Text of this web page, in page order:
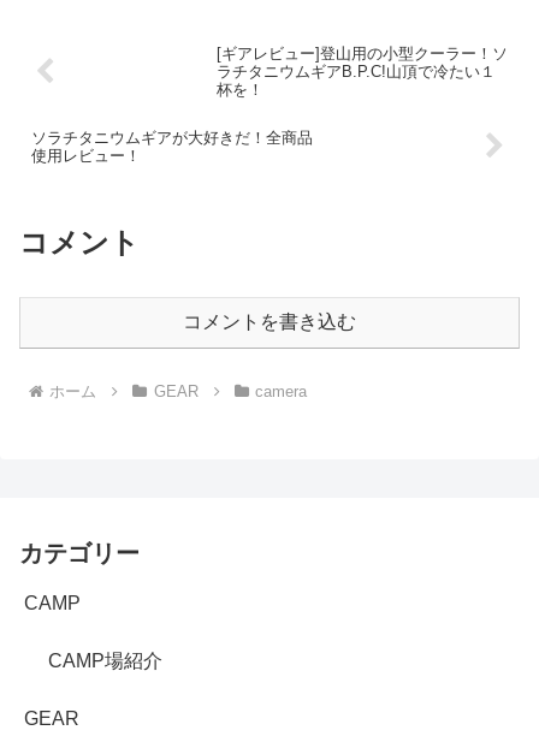
[ギアレビュー]登山用の小型クーラー！ソ
ラチタニウムギアB.P.C!山頂で冷たい１
杯を！
ソラチタニウムギアが大好きだ！全商品
使用レビュー！
コメント
コメントを書き込む
ホーム GEAR camera
カテゴリー
CAMP
CAMP場紹介
GEAR